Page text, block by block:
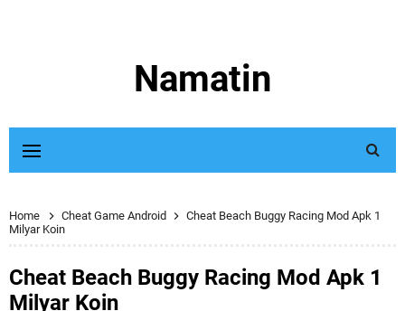
Namatin
Home Cheat Game Android
Cheat Beach Buggy Racing Mod Apk 1
Milyar Koin
Cheat Beach Buggy Racing Mod Apk 1
Milyar Koin